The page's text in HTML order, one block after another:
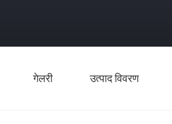
गेलरी उत्पाद विवरण